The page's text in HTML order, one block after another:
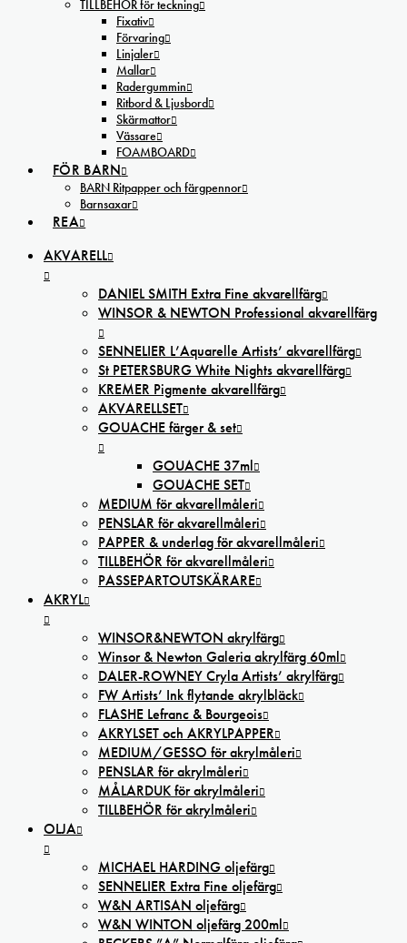
TILLBEHÖR för teckning
Fixativ
Förvaring
Linjaler
Mallar
Radergummin
Ritbord & Ljusbord
Skärmattor
Vässare
FOAMBOARD
FÖR BARN
BARN Ritpapper och färgpennor
Barnsaxar
REA
AKVARELL
DANIEL SMITH Extra Fine akvarellfärg
WINSOR & NEWTON Professional akvarellfärg
SENNELIER L’Aquarelle Artists’ akvarellfärg
St PETERSBURG White Nights akvarellfärg
KREMER Pigmente akvarellfärg
AKVARELLSET
GOUACHE färger & set
GOUACHE 37ml
GOUACHE SET
MEDIUM för akvarellmåleri
PENSLAR för akvarellmåleri
PAPPER & underlag för akvarellmåleri
TILLBEHÖR för akvarellmåleri
PASSEPARTOUTSKÄRARE
AKRYL
WINSOR&NEWTON akrylfärg
Winsor & Newton Galeria akrylfärg 60ml
DALER-ROWNEY Cryla Artists’ akrylfärg
FW Artists’ Ink flytande akrylbläck
FLASHE Lefranc & Bourgeois
AKRYLSET och AKRYLPAPPER
MEDIUM/GESSO för akrylmåleri
PENSLAR för akrylmåleri
MÅLARDUK för akrylmåleri
TILLBEHÖR för akrylmåleri
OLJA
MICHAEL HARDING oljefärg
SENNELIER Extra Fine oljefärg
W&N ARTISAN oljefärg
W&N WINTON oljefärg 200ml